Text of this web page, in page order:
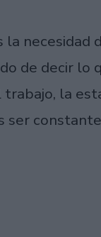
necesidad
de decir lo
la
ser